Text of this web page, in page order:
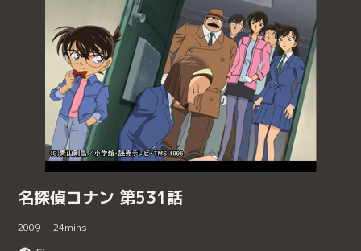
名探偵コナン 第531話
2009 24mins